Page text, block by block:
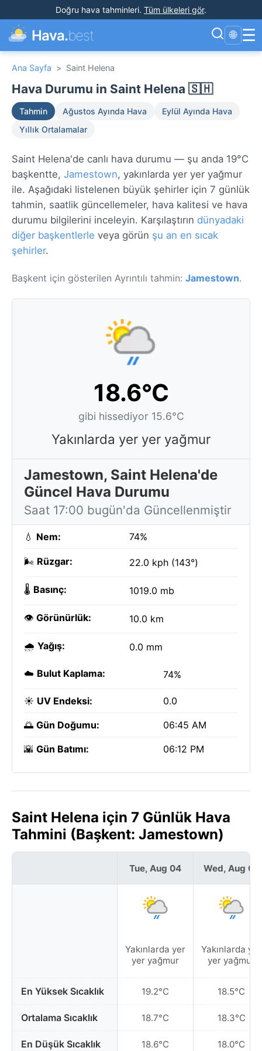
Doğru hava tahminleri. Tüm ülkeleri gör.
Hava.best 🌐 ☰
Ana Sayfa > Saint Helena
Hava Durumu in Saint Helena 🇸🇭
Tahmin Ağustos Ayında Hava
Eylül Ayında Hava
Yıllık Ortalamalar
Saint Helena'de canlı hava durumu — şu anda 19°C
başkentte, Jamestown, yakınlarda yer yer yağmur
ile. Aşağıdaki listelenen büyük şehirler için 7 günlük
tahmin, saatlik güncellemeler, hava kalitesi ve hava
durumu bilgilerini inceleyin. Karşılaştırın dünyadaki
diğer başkentlerle veya görün şu an en sıcak
şehirler.
Başkent için gösterilen Ayrıntılı tahmin: Jamestown.
18.6°C
gibi hissediyor 15.6°C
Yakınlarda yer yer yağmur
Jamestown, Saint Helena'de
Güncel Hava Durumu
Saat 17:00 bugün'da Güncellenmiştir
💧 Nem: 74%
🌬️ Rüzgar: 22.0 kph (143°)
🌡️ Basınç: 1019.0 mb
👁️ Görünürlük: 10.0 km
🌧️ Yağış: 0.0 mm
☁️ Bulut Kaplama: 74%
☀️ UV Endeksi: 0.0
🌅 Gün Doğumu: 06:45 AM
🌇 Gün Batımı: 06:12 PM
Saint Helena için 7 Günlük Hava
Tahmini (Başkent: Jamestown)
En Yüksek Sıcaklık
Ortalama Sıcaklık
En Düşük Sıcaklık
Tue, Aug 04
Yakınlarda yer
yer yağmur
19.2°C
18.7°C
18.6°C
Wed, Aug 05
Yakınlarda yer
yer yağmur
18.5°C
18.3°C
18.0°C